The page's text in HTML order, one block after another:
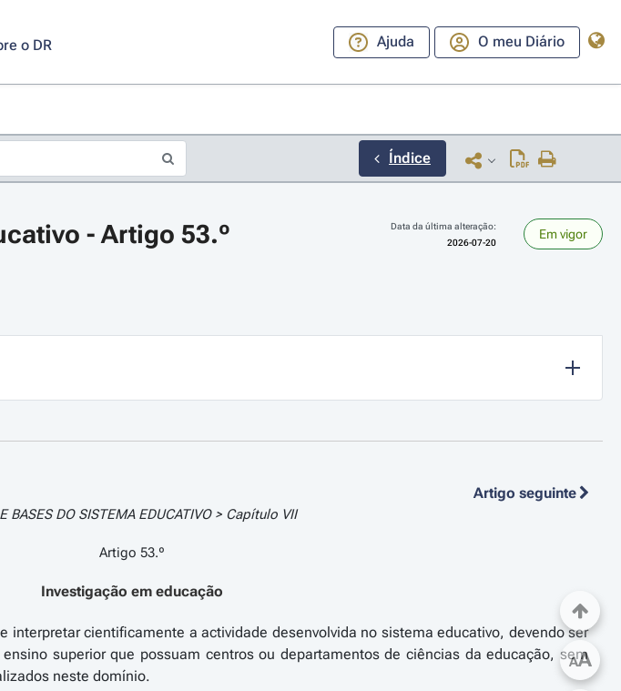
o DR Ajuda O meu Diário
Índice
- Artigo 53.º
Data da última alteração:
2026-07-20
Em vigor
Artigo seguinte
BASES DO SISTEMA EDUCATIVO > Capítulo VII
Artigo 53.º
Investigação em educação
interpretar cientificamente a actividade desenvolvida no sistema educativo, devendo ser
superior que possuam centros ou departamentos de ciências da educação, sem
neste domínio.
AA